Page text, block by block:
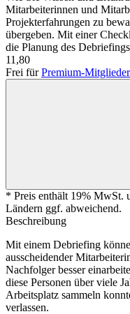
Mitarbeiterinnen und
Projekterfahrungen zu
übergeben. Mit einer
die Planung des
11,80
Frei fürPremium-Mitglieder
* Preis enthält 19% MwSt.
Ländern ggf. abweichend.
Beschreibung
Mit einem Debriefing
ausscheidender
Nachfolger besser
diese Personen über viele
Arbeitsplatz sammeln
verlassen.